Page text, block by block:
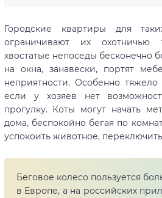
Городские квартиры для
ограничивают их охотничью
хвостатые непоседы бесконечно
на окна, занавески, портят
неприятности. Особенно
если у хозяев нет
прогулку. Коты могут начать
дома, беспокойно бегая по
успокоить животное,
Беговое колесо пользуется
в Европе, а на российских